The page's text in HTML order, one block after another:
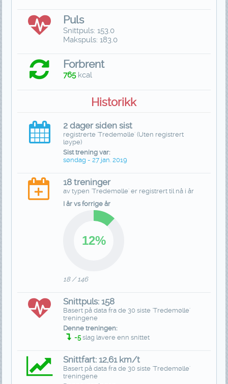
Puls
Snittpuls: 153.0
Makspuls: 183.0
Forbrent
765kcal
Historikk
2 dager siden sist
registrerte 'Tredemølle' (Uten registrert
løype)
Sist trening var:
søndag - 27 jan. 2019
18 treninger
av typen 'Tredemølle' er registrert til nå i år
I år vs forrige år
18 / 146
Snittpuls: 158
Basert på data fra de 30 siste 'Tredemølle'
treningene
Denne treningen:
-5slag lavere enn snittet
Snittfart: 12,61 km/t
Basert på data fra de 30 siste 'Tredemølle'
treningene